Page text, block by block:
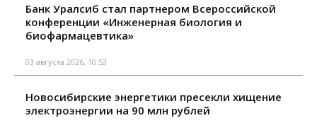
Банк Уралсиб стал партнером Всероссийской
конференции «Инженерная биология и
биофармацевтика»
03 августа 2026, 10:53
Новосибирские энергетики пресекли хищение
электроэнергии на 90 млн рублей